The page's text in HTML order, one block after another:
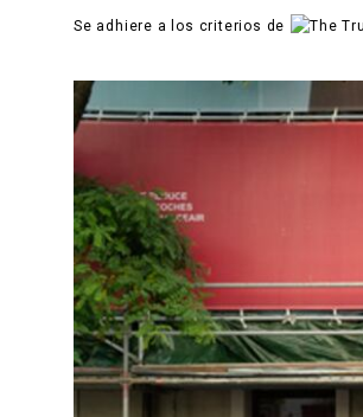
Se adhiere a los criterios de